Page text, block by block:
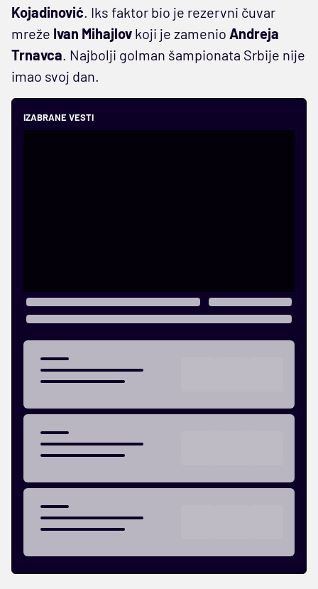
Kojadinović. Iks faktor bio je rezervni čuvar
mreže Ivan Mihajlov koji je zamenio Andreja
Trnavca. Najbolji golman šampionata Srbije nije
imao svoj dan.
IZABRANE VESTI